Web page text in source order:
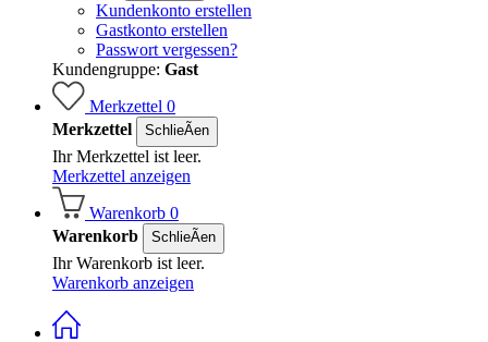
Kundenkonto erstellen
Gastkonto erstellen
Passwort vergessen?
Kundengruppe: Gast
Merkzettel 0
Merkzettel
SchlieÃen
Ihr Merkzettel ist leer.
Merkzettel anzeigen
Warenkorb 0
Warenkorb
SchlieÃen
Ihr Warenkorb ist leer.
Warenkorb anzeigen